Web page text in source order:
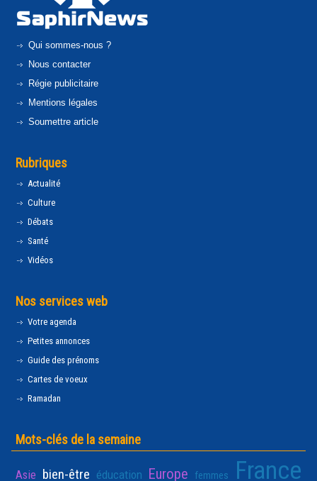
Qui sommes-nous ?
Nous contacter
Régie publicitaire
Mentions légales
Soumettre article
Rubriques
Actualité
Culture
Débats
Santé
Vidéos
Nos services web
Votre agenda
Petites annonces
Guide des prénoms
Cartes de voeux
Ramadan
Mots-clés de la semaine
Asie bien-être éducation Europe femmes France